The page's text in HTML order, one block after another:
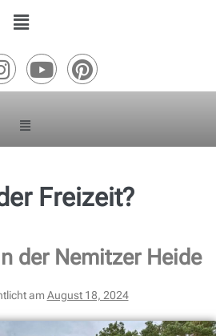
Freizeit?
der Nemitzer Heide
am August 18, 2024